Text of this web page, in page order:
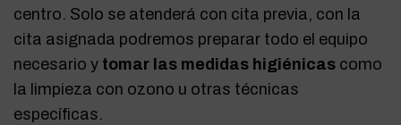
centro. Solo se atenderá con cita previa, con la
cita asignada podremos preparar todo el equipo
necesario y tomar las medidas higiénicas como
la limpieza con ozono u otras técnicas
específicas.